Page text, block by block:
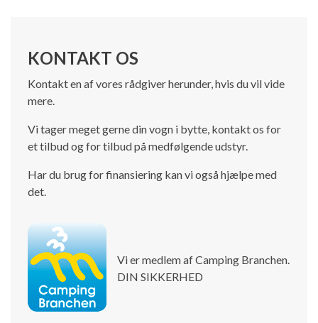
KONTAKT OS
Kontakt en af vores rådgiver herunder, hvis du vil vide
mere.
Vi tager meget gerne din vogn i bytte, kontakt os for
et tilbud og for tilbud på medfølgende udstyr.
Har du brug for finansiering kan vi også hjælpe med
det.
Vi er medlem af Camping Branchen.
DIN SIKKERHED